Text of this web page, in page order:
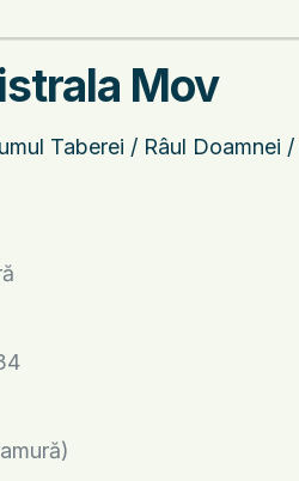
Mov
Taberei / Râul Doamnei